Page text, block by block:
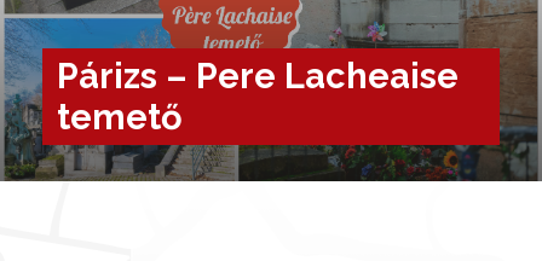
Párizs – Pere Lacheaise
temető